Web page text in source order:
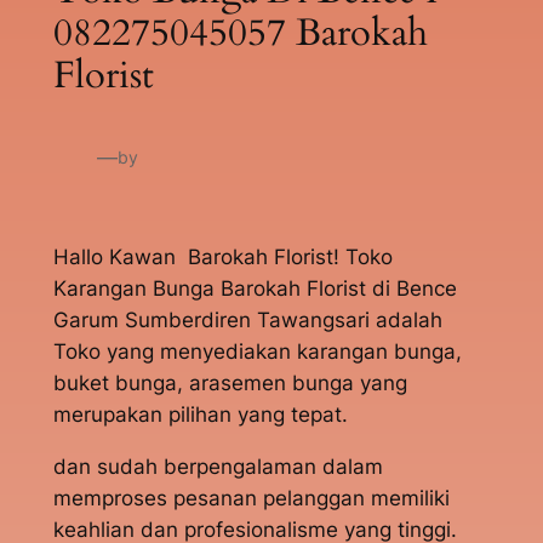
082275045057 Barokah
Florist
—by
Hallo Kawan Barokah Florist! Toko
Karangan Bunga Barokah Florist di Bence
Garum Sumberdiren Tawangsari adalah
Toko yang menyediakan karangan bunga,
buket bunga, arasemen bunga yang
merupakan pilihan yang tepat.
dan sudah berpengalaman dalam
memproses pesanan pelanggan memiliki
keahlian dan profesionalisme yang tinggi.